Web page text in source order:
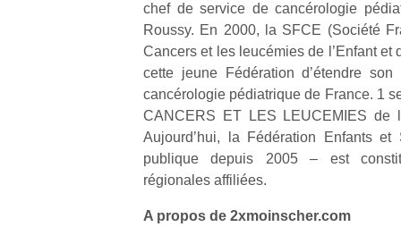
chef de service de cancérologie
Roussy. En 2000, la SFCE (Société
Cancers et les leucémies de l’Enfant et
cette jeune Fédération d’étendre
cancérologie pédiatrique de France. 1
CANCERS ET LES LEUCEMIES de
Aujourd’hui, la Fédération Enfants et
publique depuis 2005 – est
régionales affiliées.
A propos de 2xmoinscher.com
…